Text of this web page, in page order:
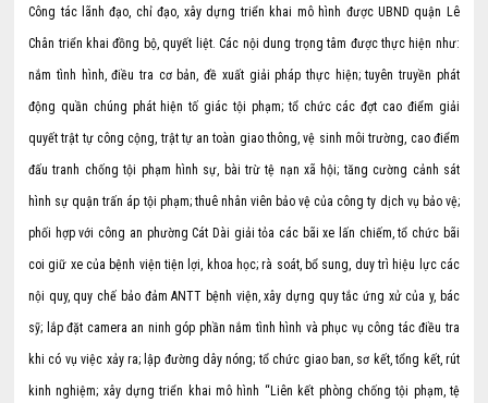
Công tác lãnh đạo, chỉ đạo, xây dựng triển khai mô hình được UBND quận Lê
Chân triển khai đồng bộ, quyết liệt. Các nội dung trọng tâm được thực hiện như:
nắm tình hình, điều tra cơ bản, đề xuất giải pháp thực hiện; tuyên truyền phát
động quần chúng phát hiện tố giác tội phạm; tổ chức các đợt cao điểm giải
quyết trật tự công cộng, trật tự an toàn giao thông, vệ sinh môi trường, cao điểm
đấu tranh chống tội phạm hình sự, bài trừ tệ nạn xã hội; tăng cường cảnh sát
hình sự quận trấn áp tội phạm; thuê nhân viên bảo vệ của công ty dịch vụ bảo vệ;
phối hợp với công an phường Cát Dài giải tỏa các bãi xe lấn chiếm, tổ chức bãi
coi giữ xe của bệnh viện tiện lợi, khoa học; rà soát, bổ sung, duy trì hiệu lực các
nội quy, quy chế bảo đảm ANTT bệnh viện, xây dựng quy tắc ứng xử của y, bác
sỹ; lắp đặt camera an ninh góp phần nắm tình hình và phục vụ công tác điều tra
khi có vụ việc xảy ra; lập đường dây nóng; tổ chức giao ban, sơ kết, tổng kết, rút
kinh nghiệm; xây dựng triển khai mô hình “Liên kết phòng chống tội phạm, tệ